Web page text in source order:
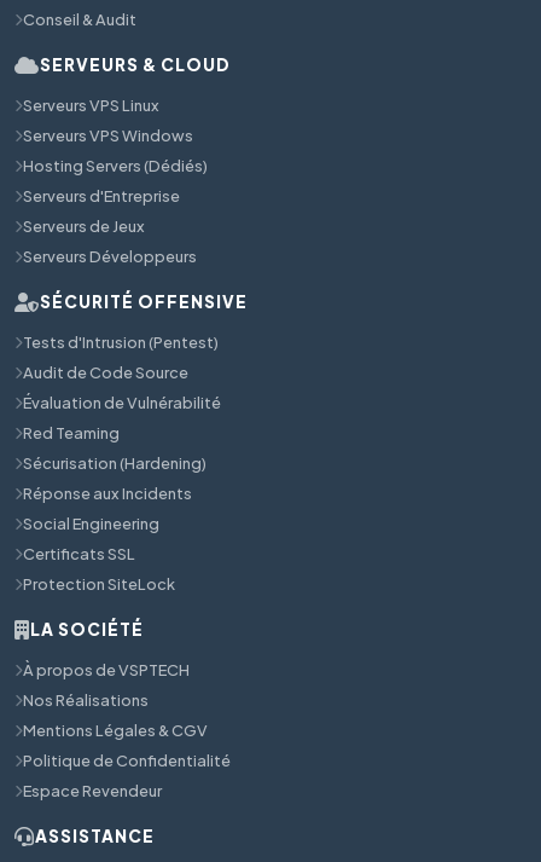
Conseil & Audit
SERVEURS & CLOUD
Serveurs VPS Linux
Serveurs VPS Windows
Hosting Servers (Dédiés)
Serveurs d'Entreprise
Serveurs de Jeux
Serveurs Développeurs
SÉCURITÉ OFFENSIVE
Tests d'Intrusion (Pentest)
Audit de Code Source
Évaluation de Vulnérabilité
Red Teaming
Sécurisation (Hardening)
Réponse aux Incidents
Social Engineering
Certificats SSL
Protection SiteLock
LA SOCIÉTÉ
À propos de VSPTECH
Nos Réalisations
Mentions Légales & CGV
Politique de Confidentialité
Espace Revendeur
ASSISTANCE